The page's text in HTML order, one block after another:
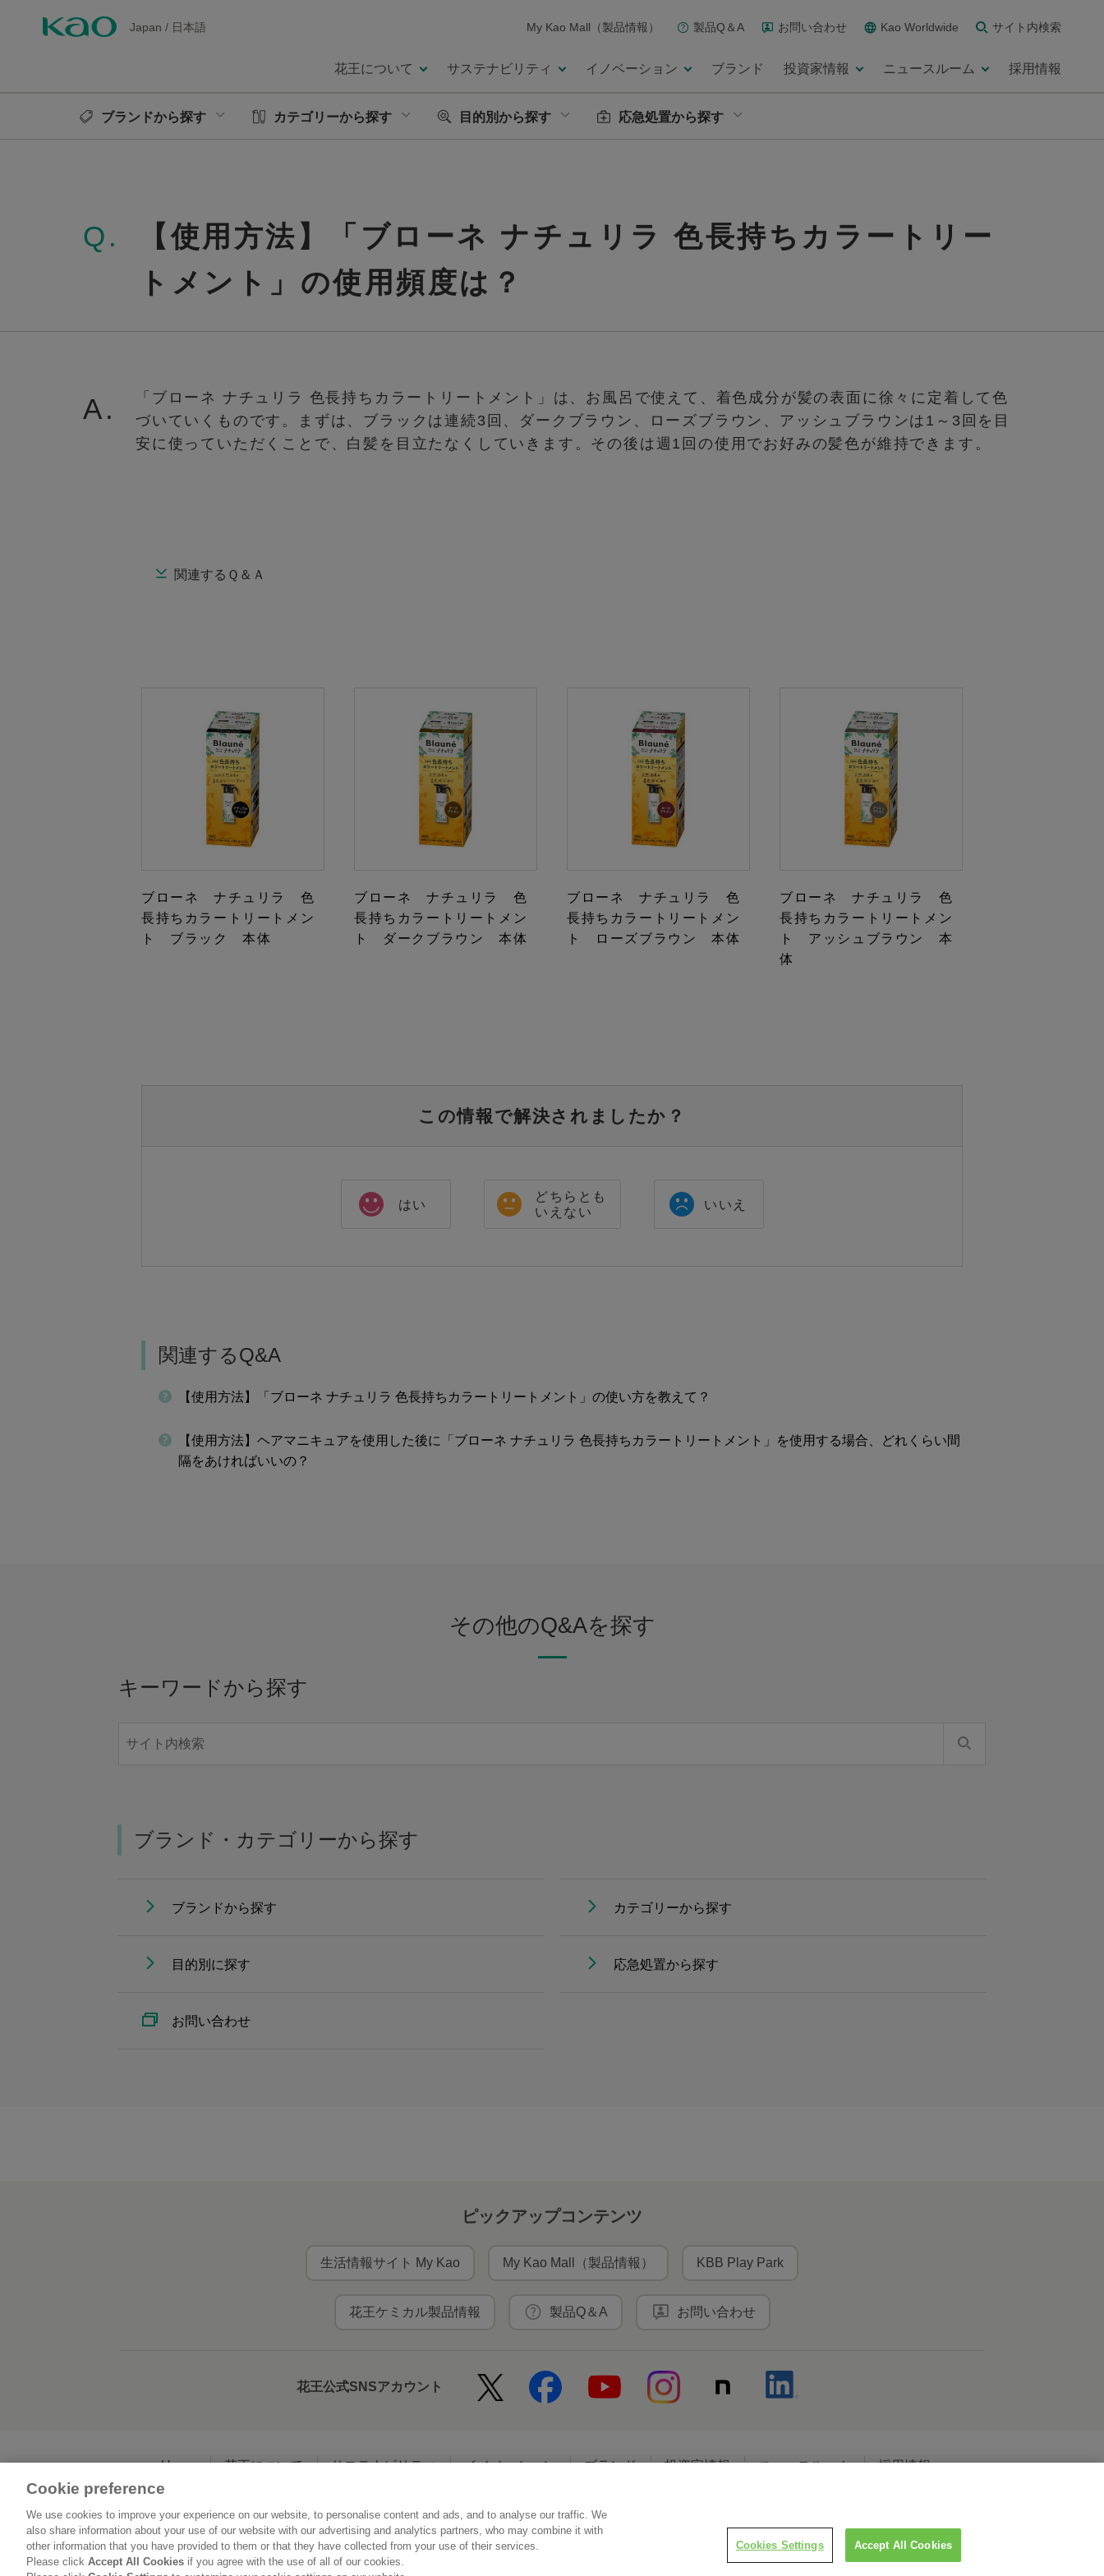
Japan / 日本語 My Kao Mall（製品情報） 製品Q＆A お問い合わせ Kao Worldwide サイト内検索
花王について サステナビリティ イノベーション ブランド 投資家情報 ニュースルーム 採用情報
ブランドから探す カテゴリーから探す 目的別から探す 応急処置から探す
Q.
【使用方法】「ブローネ ナチュリラ 色長持ちカラートリー
トメント」の使用頻度は？
A.
「ブローネ ナチュリラ 色長持ちカラートリートメント」は、お風呂で使えて、着色成分が髪の表面に徐々に定着して色
づいていくものです。まずは、ブラックは連続3回、ダークブラウン、ローズブラウン、アッシュブラウンは1～3回を目
安に使っていただくことで、白髪を目立たなくしていきます。その後は週1回の使用でお好みの髪色が維持できます。
関連するＱ＆Ａ
ブローネ ナチュリラ 色
長持ちカラートリートメン
ト ブラック 本体
ブローネ ナチュリラ 色
長持ちカラートリートメン
ト ダークブラウン 本体
ブローネ ナチュリラ 色
長持ちカラートリートメン
ト ローズブラウン 本体
ブローネ ナチュリラ 色
長持ちカラートリートメン
ト アッシュブラウン 本
体
この情報で解決されましたか？
はい
どちらとも
いえない
いいえ
関連するQ&A
【使用方法】「ブローネ ナチュリラ 色長持ちカラートリートメント」の使い方を教えて？
【使用方法】ヘアマニキュアを使用した後に「ブローネ ナチュリラ 色長持ちカラートリートメント」を使用する場合、どれくらい間
隔をあければいいの？
その他のQ&Aを探す
キーワードから探す
ブランド・カテゴリーから探す
ブランドから探す カテゴリーから探す
目的別に探す 応急処置から探す
お問い合わせ
ピックアップコンテンツ
生活情報サイト My Kao My Kao Mall（製品情報） KBB Play Park
花王ケミカル製品情報 製品Q＆A お問い合わせ
花王公式SNSアカウント
Home 花王について サステナビリティ イノベーション ブランド 投資家情報 ニュースルーム 採用情報
利用規約 花王のアクセシビリティ 個人情報保護方針 利用者情報の外部送信
Cookie preference
We use cookies to improve your experience on our website, to personalise content and ads, and to analyse our traffic. We
also share information about your use of our website with our advertising and analytics partners, who may combine it with
other information that you have provided to them or that they have collected from your use of their services.
Please click Accept All Cookies if you agree with the use of all of our cookies.
Cookies Settings Accept All Cookies